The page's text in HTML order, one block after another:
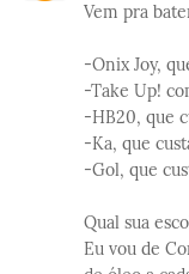
Vem pra
-Onix Joy,
-Take Up!
-HB20, que
-Ka, que
-Gol, que
Qual sua
Eu vou de